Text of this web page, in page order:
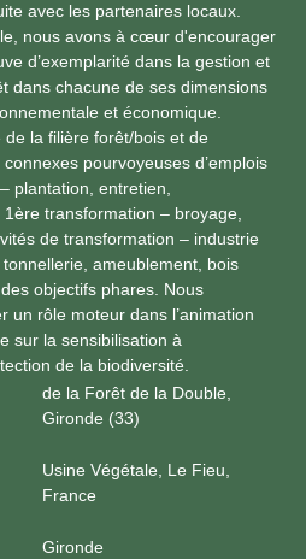
avec les partenaires locaux.
nous avons à cœur d'encourager
d’exemplarité dans la gestion et
dans chacune de ses dimensions
et économique.
la filière forêt/bois et de
pourvoyeuses d’emplois
plantation, entretien,
transformation – broyage,
de transformation – industrie
ameublement, bois
objectifs phares. Nous
un rôle moteur dans l’animation
sur la sensibilisation à
de la biodiversité.
de la Forêt de la Double,
Gironde (33)
Usine Végétale, Le Fieu,
France
Gironde